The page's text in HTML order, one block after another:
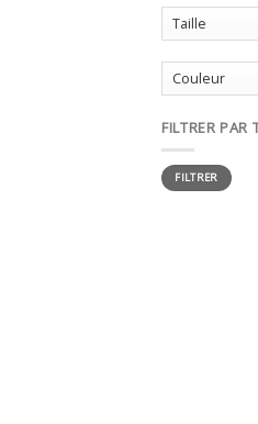
FILTRER PAR
Prix
min
Prix
maxFILTRER